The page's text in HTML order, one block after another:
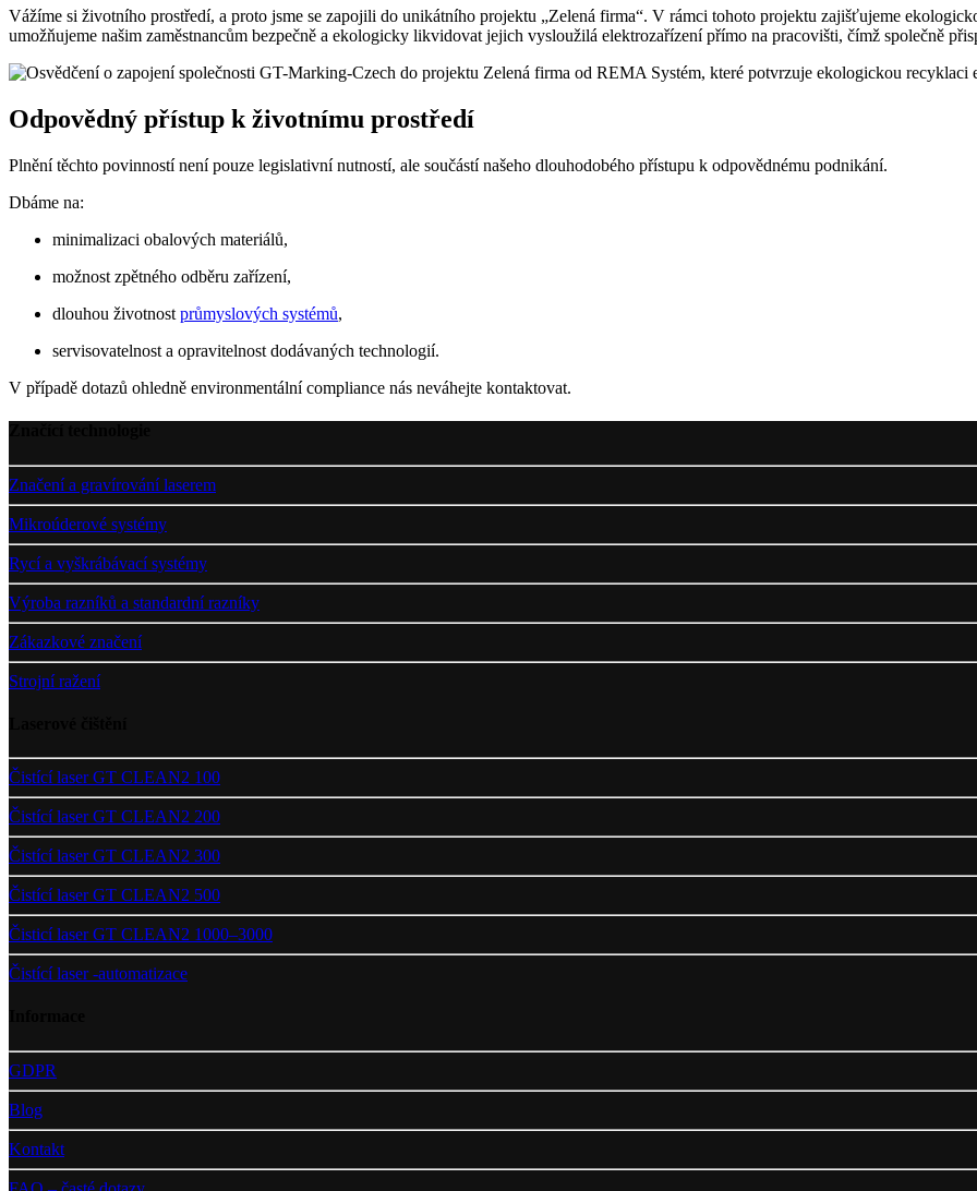
Vážíme si životního prostředí, a proto jsme se zapojili do unikátního projektu „Zelená firma“. V rámci tohoto projektu zajišťujeme
umožňujeme našim zaměstnancům bezpečně a ekologicky likvidovat jejich vysloužilá elektrozařízení přímo na pracovišti, čímž společně
Odpovědný přístup k životnímu prostředí
Plnění těchto povinností není pouze legislativní nutností, ale součástí našeho dlouhodobého přístupu k odpovědnému podnikání.
Dbáme na:
minimalizaci obalových materiálů,
možnost zpětného odběru zařízení,
dlouhou životnost průmyslových systémů,
servisovatelnost a opravitelnost dodávaných technologií.
V případě dotazů ohledně environmentální compliance nás neváhejte kontaktovat.
Značení a gravírování laserem
Mikroúderové systémy
Rycí a vyškrábávací systémy
Výroba razníků a standardní razníky
Zákazkové značení
Strojní ražení
Čistící laser GT CLEAN2 100
Čistící laser GT CLEAN2 200
Čistící laser GT CLEAN2 300
Čistící laser GT CLEAN2 500
Čisticí laser GT CLEAN2 1000–3000
Čistící laser -automatizace
GDPR
Blog
Kontakt